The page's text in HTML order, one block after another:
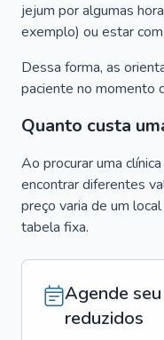
jejum por algumas
exemplo) ou estar
Dessa forma, as
paciente no momento
Quanto custa
Ao procurar uma
encontrar diferentes
preço varia de um
tabela fixa.
Agende
reduzidos